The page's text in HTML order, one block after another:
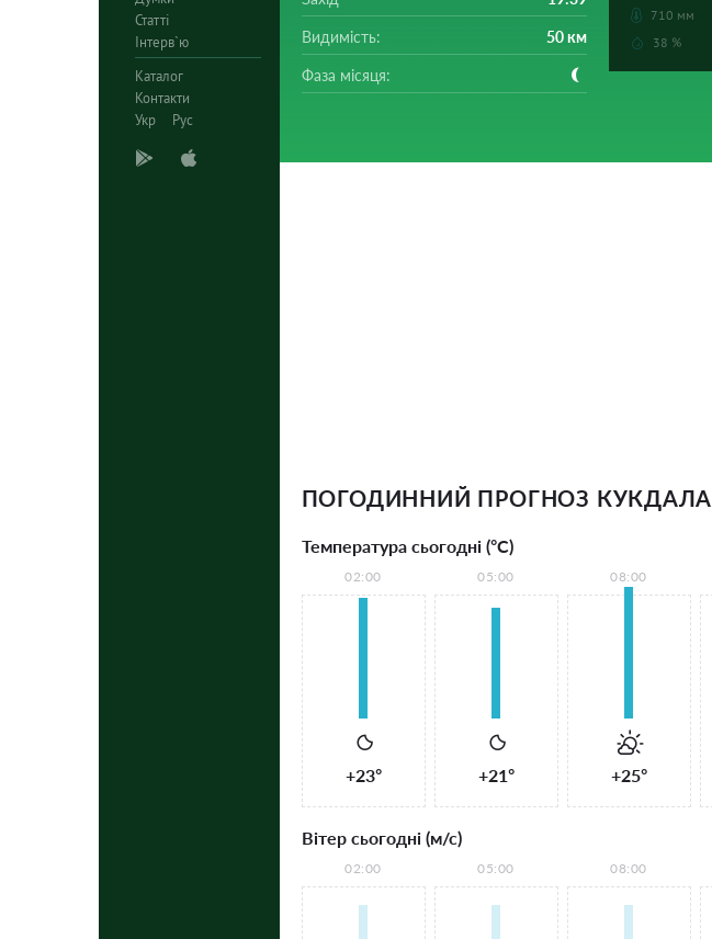
Статті
Інтерв`ю
Каталог
Контакти
Укр
Рус
Видимість: 50 км
Фаза місяця:
710 мм
38 %
ПОГОДИННИЙ ПРОГНОЗ КУКДАЛА
Температура сьогодні (°С)
02:00
+23°
05:00
+21°
08:00
+25°
Вітер сьогодні (м/с)
02:00 05:00 08:00